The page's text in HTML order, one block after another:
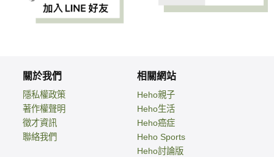
關於我們
隱私權政策
著作權聲明
徵才資訊
聯絡我們
相關網站
Heho親子
Heho生活
Heho癌症
Heho Sports
Heho討論版